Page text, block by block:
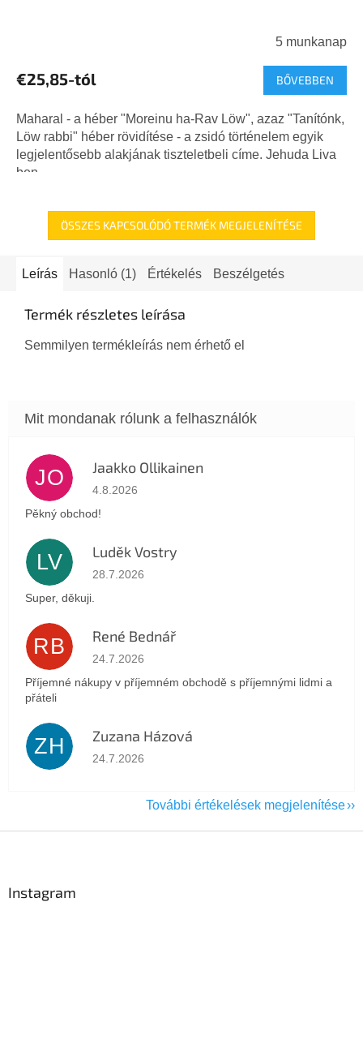
5 munkanap
€25,85-tól BŐVEBBEN
Maharal - a héber "Moreinu ha-Rav Löw", azaz "Tanítónk,
Löw rabbi" héber rövidítése - a zsidó történelem egyik
legjelentősebb alakjának tiszteletbeli címe. Jehuda Liva
ben...
ÖSSZES KAPCSOLÓDÓ TERMÉK MEGJELENÍTÉSE
Leírás Hasonló (1) Értékelés Beszélgetés
Termék részletes leírása
Semmilyen termékleírás nem érhető el
JO Jaakko Ollikainen
Az áruház értékelése 5-ből 5 csillag.
4.8.2026
Pěkný obchod!
LV Luděk Vostry
Az áruház értékelése 5-ből 5 csillag.
28.7.2026
Super, děkuji.
RB René Bednář
Az áruház értékelése 5-ből 5 csillag.
24.7.2026
Příjemné nákupy v příjemném obchodě s příjemnými lidmi a
přáteli
ZH Zuzana Házová
Az áruház értékelése 5-ből 5 csillag.
24.7.2026
További értékelések megjelenítése
Instagram